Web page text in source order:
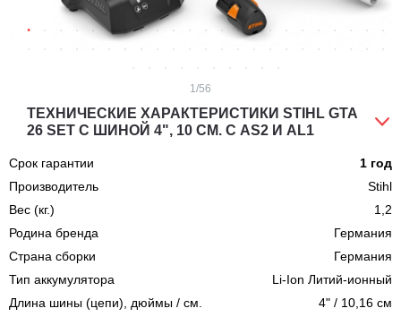
1/56
ТЕХНИЧЕСКИЕ ХАРАКТЕРИСТИКИ STIHL GTA
26 SET C ШИНОЙ 4", 10 СМ. С AS2 И AL1
Срок гарантии
1 год
Производитель
Stihl
Вес (кг.)
1,2
Родина бренда
Германия
Страна сборки
Германия
Тип аккумулятора
Li-Ion Литий-ионный
Длина шины (цепи), дюймы / см.
4" / 10,16 см